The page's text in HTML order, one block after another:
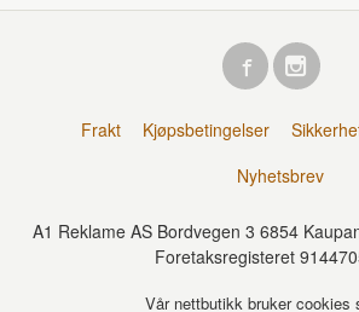
Frakt Kjøpsbetingelser
Nyhetsbrev
A1 Reklame AS Bordvegen 3 6854
Foretaksregisteret
Vår nettbutikk bruker cookies